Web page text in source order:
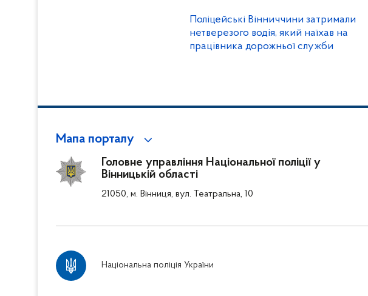
Поліцейські Вінниччини затримали
нетверезого водія, який наїхав на
працівника дорожньої служби
Мапа порталу
Головне управління Національної поліції у
Вінницькій області
21050, м. Вінниця, вул. Театральна, 10
Національна поліція України